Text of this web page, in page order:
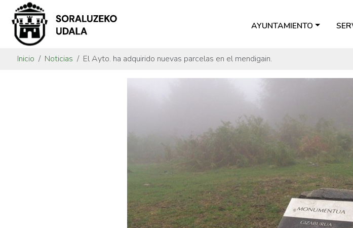
AYUNTAMIENTO
Inicio Noticias El Ayto. ha adquirido nuevas parcelas en el mendigain.